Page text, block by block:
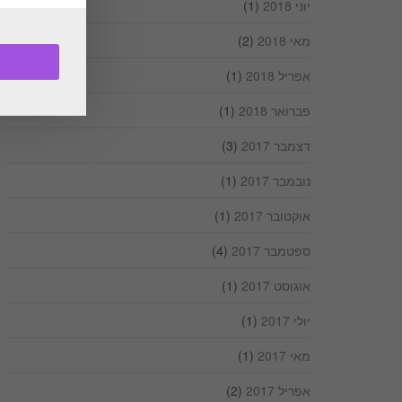
יוני 2018
(1)
מאי 2018
(2)
אפריל 2018
(1)
פברואר 2018
(1)
דצמבר 2017
(3)
נובמבר 2017
(1)
אוקטובר 2017
(1)
ספטמבר 2017
(4)
אוגוסט 2017
(1)
יולי 2017
(1)
מאי 2017
(1)
אפריל 2017
(2)